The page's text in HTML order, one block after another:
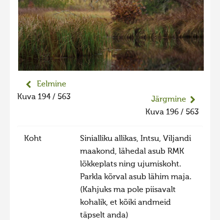
Hiite kuvavõistlus 2025
Hiite kuvavõistlus 2025 lisa
Liikuvad kuvad 2025
Hiite kuvavõistlus 2024
Hiite kuvavõistlus 2024 lisa
Liikuvad kuvad 2023
Hiite kuvavõistlus 2022 lisa
Liikuvad kuvad 2022
Hiite kuvavõistlus 2021
Eelmine
Kuva 194 / 563
Järgmine
Kuva 196 / 563
Koht
Sinialliku allikas, Intsu, Viljandi
maakond, lähedal asub RMK
lõkkeplats ning ujumiskoht.
Parkla kõrval asub lähim maja.
(Kahjuks ma pole piisavalt
kohalik, et kõiki andmeid
täpselt anda)